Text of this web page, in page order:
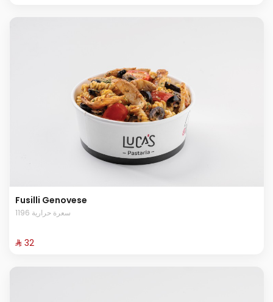
Fusilli Genovese
1196 سعرة حرارية
⁨⁦‪‬ 32⁩